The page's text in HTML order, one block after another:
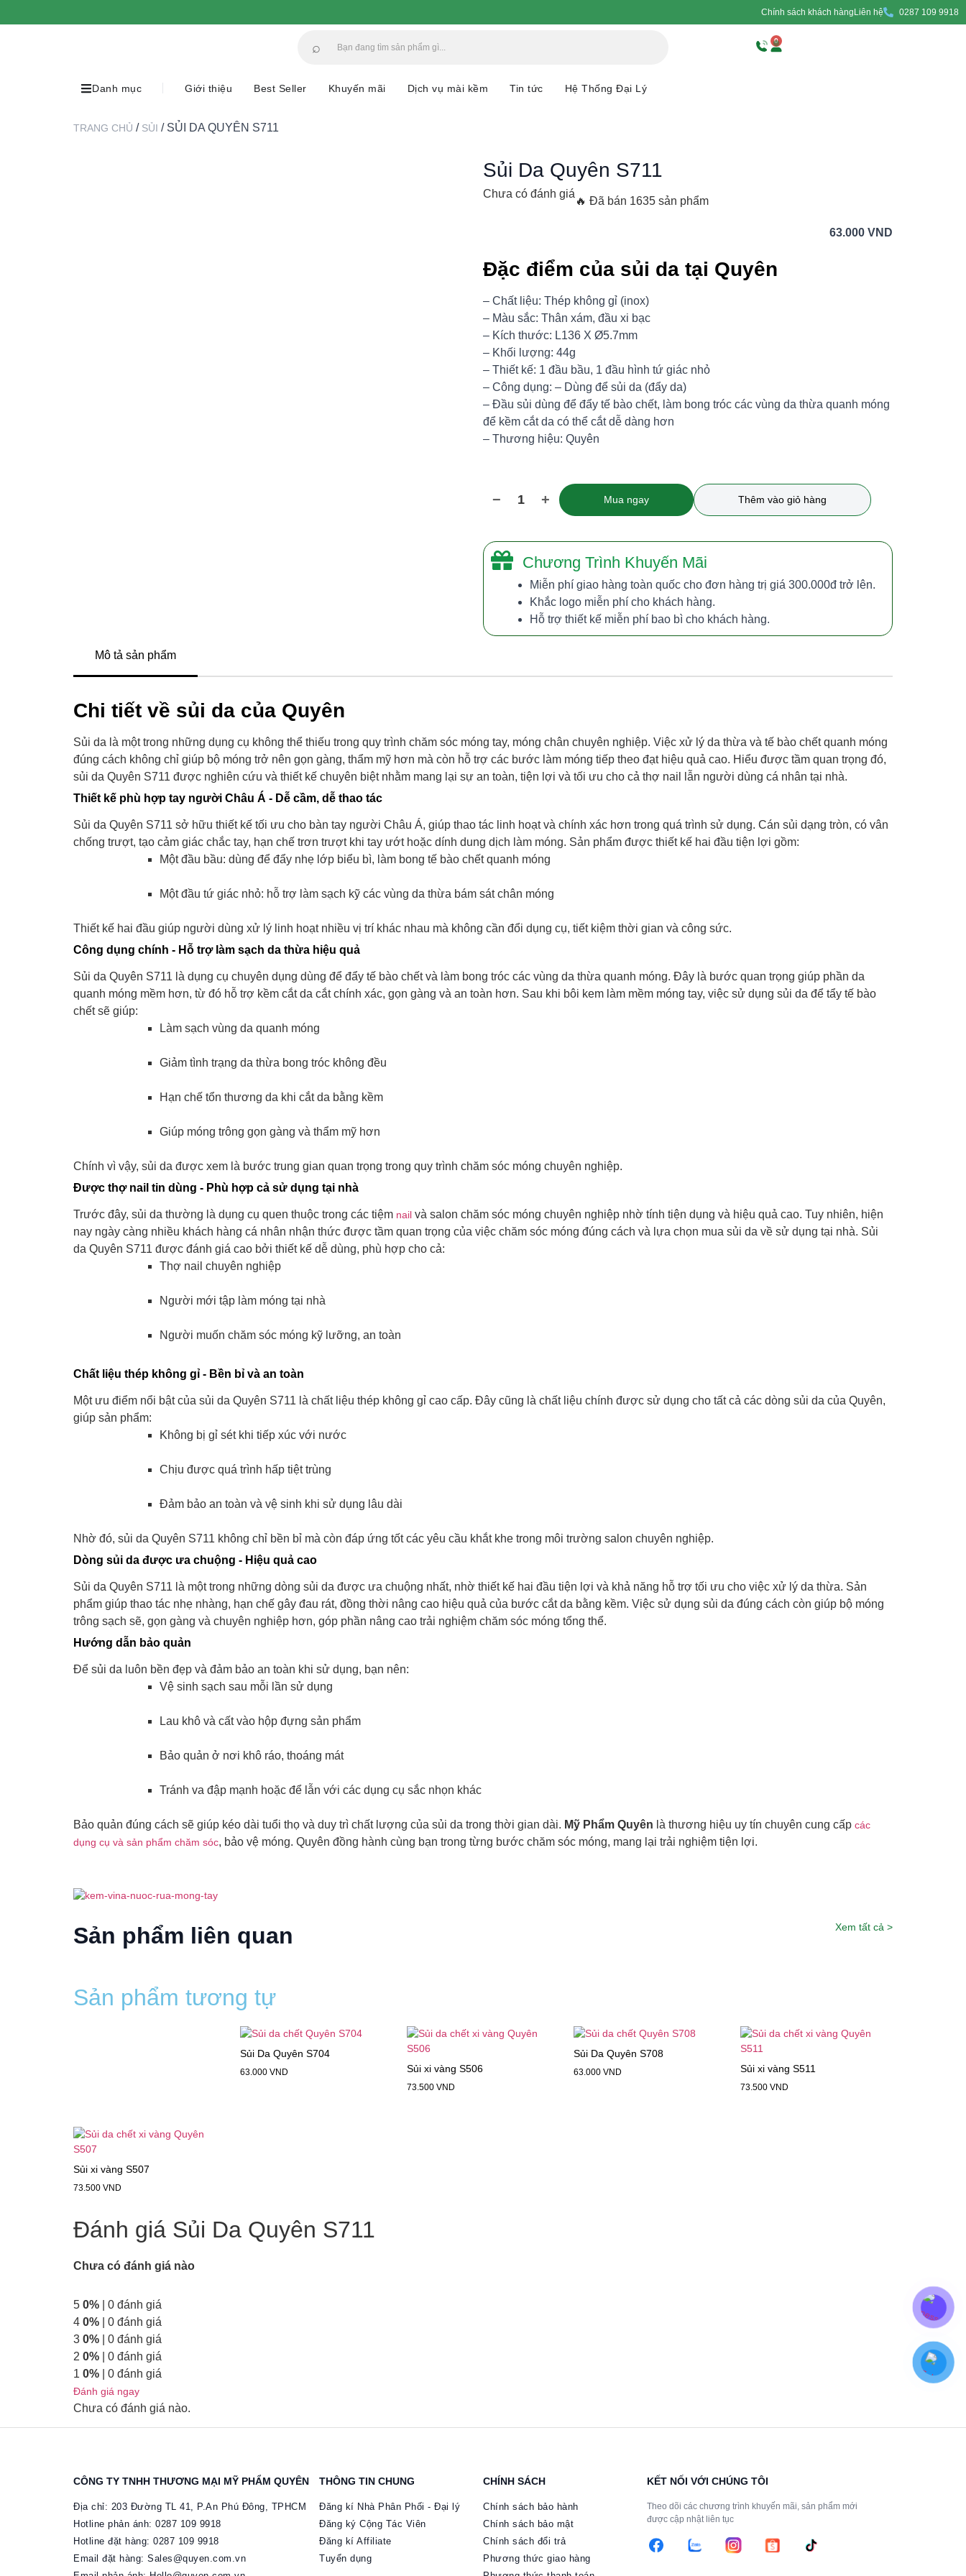
Chính sách khách hàng Liên hệ 0287 109 9918
⌕ 0
Danh mục Giới thiệu Best Seller Khuyến mãi Dịch vụ mài kềm Tin tức Hệ Thống Đại Lý
TRANG CHỦ / SỦI / SỦI DA QUYÊN S711
Sủi Da Quyên S711
Chưa có đánh giá
🔥 Đã bán 1635 sản phẩm
63.000 VND
Đặc điểm của sủi da tại Quyên
– Chất liệu: Thép không gỉ (inox)
– Màu sắc: Thân xám, đầu xi bạc
– Kích thước: L136 X Ø5.7mm
– Khối lượng: 44g
– Thiết kế: 1 đầu bầu, 1 đầu hình tứ giác nhỏ
– Công dụng: – Dùng để sủi da (đẩy da)
– Đầu sủi dùng để đẩy tế bào chết, làm bong tróc các vùng da thừa quanh móng
để kềm cắt da có thể cắt dễ dàng hơn
– Thương hiệu: Quyên
− 1 + Mua ngay Thêm vào giỏ hàng
Chương Trình Khuyến Mãi
Miễn phí giao hàng toàn quốc cho đơn hàng trị giá 300.000đ trở lên.
Khắc logo miễn phí cho khách hàng.
Hỗ trợ thiết kế miễn phí bao bì cho khách hàng.
Mô tả sản phẩm
Chi tiết về sủi da của Quyên
Sủi da là một trong những dụng cụ không thể thiếu trong quy trình chăm sóc móng tay, móng chân chuyên nghiệp. Việc xử lý da thừa và tế bào chết quanh móng
đúng cách không chỉ giúp bộ móng trở nên gọn gàng, thẩm mỹ hơn mà còn hỗ trợ các bước làm móng tiếp theo đạt hiệu quả cao. Hiểu được tầm quan trọng đó,
sủi da Quyên S711 được nghiên cứu và thiết kế chuyên biệt nhằm mang lại sự an toàn, tiện lợi và tối ưu cho cả thợ nail lẫn người dùng cá nhân tại nhà.
Thiết kế phù hợp tay người Châu Á - Dễ cầm, dễ thao tác
Sủi da Quyên S711 sở hữu thiết kế tối ưu cho bàn tay người Châu Á, giúp thao tác linh hoạt và chính xác hơn trong quá trình sử dụng. Cán sủi dạng tròn, có vân
chống trượt, tạo cảm giác chắc tay, hạn chế trơn trượt khi tay ướt hoặc dính dung dịch làm móng. Sản phẩm được thiết kế hai đầu tiện lợi gồm:
Một đầu bầu: dùng để đẩy nhẹ lớp biểu bì, làm bong tế bào chết quanh móng
Một đầu tứ giác nhỏ: hỗ trợ làm sạch kỹ các vùng da thừa bám sát chân móng
Thiết kế hai đầu giúp người dùng xử lý linh hoạt nhiều vị trí khác nhau mà không cần đổi dụng cụ, tiết kiệm thời gian và công sức.
Công dụng chính - Hỗ trợ làm sạch da thừa hiệu quả
Sủi da Quyên S711 là dụng cụ chuyên dụng dùng để đẩy tế bào chết và làm bong tróc các vùng da thừa quanh móng. Đây là bước quan trọng giúp phần da
quanh móng mềm hơn, từ đó hỗ trợ kềm cắt da cắt chính xác, gọn gàng và an toàn hơn. Sau khi bôi kem làm mềm móng tay, việc sử dụng sủi da để tẩy tế bào
chết sẽ giúp:
Làm sạch vùng da quanh móng
Giảm tình trạng da thừa bong tróc không đều
Hạn chế tổn thương da khi cắt da bằng kềm
Giúp móng trông gọn gàng và thẩm mỹ hơn
Chính vì vậy, sủi da được xem là bước trung gian quan trọng trong quy trình chăm sóc móng chuyên nghiệp.
Được thợ nail tin dùng - Phù hợp cả sử dụng tại nhà
Trước đây, sủi da thường là dụng cụ quen thuộc trong các tiệm nail và salon chăm sóc móng chuyên nghiệp nhờ tính tiện dụng và hiệu quả cao. Tuy nhiên, hiện
nay ngày càng nhiều khách hàng cá nhân nhận thức được tầm quan trọng của việc chăm sóc móng đúng cách và lựa chọn mua sủi da về sử dụng tại nhà. Sủi
da Quyên S711 được đánh giá cao bởi thiết kế dễ dùng, phù hợp cho cả:
Thợ nail chuyên nghiệp
Người mới tập làm móng tại nhà
Người muốn chăm sóc móng kỹ lưỡng, an toàn
Chất liệu thép không gỉ - Bền bỉ và an toàn
Một ưu điểm nổi bật của sủi da Quyên S711 là chất liệu thép không gỉ cao cấp. Đây cũng là chất liệu chính được sử dụng cho tất cả các dòng sủi da của Quyên,
giúp sản phẩm:
Không bị gỉ sét khi tiếp xúc với nước
Chịu được quá trình hấp tiệt trùng
Đảm bảo an toàn và vệ sinh khi sử dụng lâu dài
Nhờ đó, sủi da Quyên S711 không chỉ bền bỉ mà còn đáp ứng tốt các yêu cầu khắt khe trong môi trường salon chuyên nghiệp.
Dòng sủi da được ưa chuộng - Hiệu quả cao
Sủi da Quyên S711 là một trong những dòng sủi da được ưa chuộng nhất, nhờ thiết kế hai đầu tiện lợi và khả năng hỗ trợ tối ưu cho việc xử lý da thừa. Sản
phẩm giúp thao tác nhẹ nhàng, hạn chế gây đau rát, đồng thời nâng cao hiệu quả của bước cắt da bằng kềm. Việc sử dụng sủi da đúng cách còn giúp bộ móng
trông sạch sẽ, gọn gàng và chuyên nghiệp hơn, góp phần nâng cao trải nghiệm chăm sóc móng tổng thể.
Hướng dẫn bảo quản
Để sủi da luôn bền đẹp và đảm bảo an toàn khi sử dụng, bạn nên:
Vệ sinh sạch sau mỗi lần sử dụng
Lau khô và cất vào hộp đựng sản phẩm
Bảo quản ở nơi khô ráo, thoáng mát
Tránh va đập mạnh hoặc để lẫn với các dụng cụ sắc nhọn khác
Bảo quản đúng cách sẽ giúp kéo dài tuổi thọ và duy trì chất lượng của sủi da trong thời gian dài. Mỹ Phẩm Quyên là thương hiệu uy tín chuyên cung cấp các
dụng cụ và sản phẩm chăm sóc, bảo vệ móng. Quyên đồng hành cùng bạn trong từng bước chăm sóc móng, mang lại trải nghiệm tiện lợi.
Sản phẩm liên quan Xem tất cả >
Sản phẩm tương tự
Sủi Da Quyên S704
63.000 VND Sủi xi vàng S506
73.500 VND
Sủi Da Quyên S708
63.000 VND Sủi xi vàng S511
73.500 VND
Sủi xi vàng S507
73.500 VND
Đánh giá Sủi Da Quyên S711
Chưa có đánh giá nào
5 0% | 0 đánh giá
4 0% | 0 đánh giá
3 0% | 0 đánh giá
2 0% | 0 đánh giá
1 0% | 0 đánh giá
Đánh giá ngay
Chưa có đánh giá nào.
CÔNG TY TNHH THƯƠNG MẠI MỸ PHẨM QUYÊN
Địa chỉ: 203 Đường TL 41, P.An Phú Đông, TPHCM
Hotline phản ánh: 0287 109 9918
Hotline đặt hàng: 0287 109 9918​
Email đặt hàng: Sales@quyen.com.vn
THÔNG TIN CHUNG
Đăng kí Nhà Phân Phối - Đại lý
Đăng ký Cộng Tác Viên
Đăng kí Affiliate
Tuyển dụng
CHÍNH SÁCH
Chính sách bảo hành
Chính sách bảo mật
Chính sách đổi trả
Phương thức giao hàng
KẾT NỐI VỚI CHÚNG TÔI
Theo dõi các chương trình khuyến mãi, sản phẩm mới
được cập nhật liên tục